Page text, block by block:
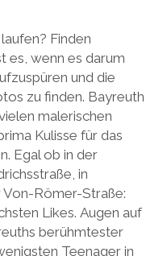
Finden
es, wenn es darum
und die
zu finden. Bayreuth
malerischen
Kulisse für das
Egal ob in der
in
Römer-Straße:
Likes. Augen auf
berühmtester
Teenager in